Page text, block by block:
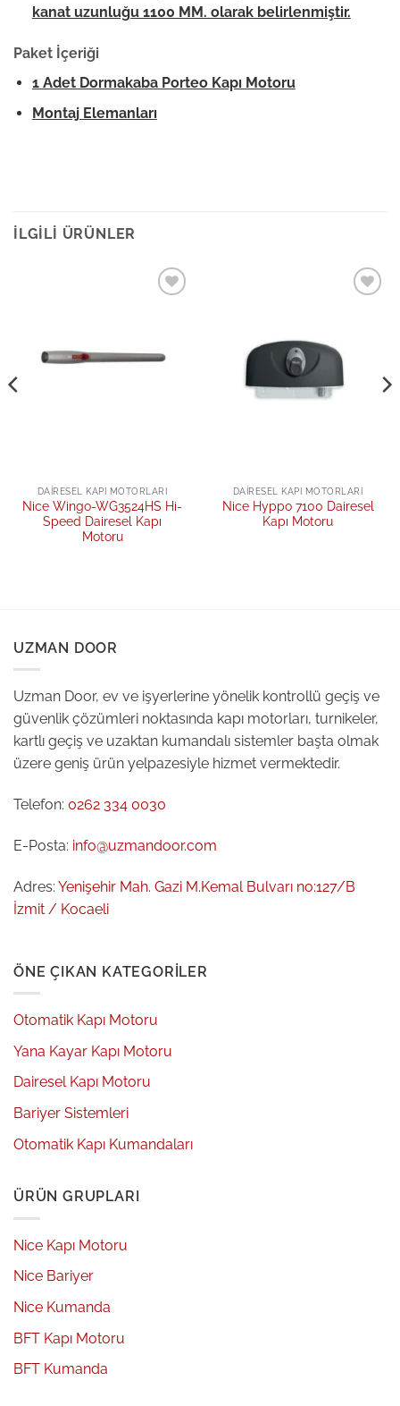
kanat uzunluğu 1100 MM. olarak belirlenmiştir.
Paket İçeriği
1 Adet Dormakaba Porteo Kapı Motoru
Montaj Elemanları
İLGILI ÜRÜNLER
DAIRESEL KAPI MOTORLARI
Nice Wingo-WG3524HS Hi-
Speed Dairesel Kapı
Motoru
DAIRESEL KAPI MOTORLARI
Nice Hyppo 7100 Dairesel
Kapı Motoru
UZMAN DOOR
Uzman Door, ev ve işyerlerine yönelik kontrollü geçiş ve
güvenlik çözümleri noktasında kapı motorları, turnikeler,
kartlı geçiş ve uzaktan kumandalı sistemler başta olmak
üzere geniş ürün yelpazesiyle hizmet vermektedir.
Telefon: 0262 334 0030
E-Posta: info@uzmandoor.com
Adres: Yenişehir Mah. Gazi M.Kemal Bulvarı no:127/B
İzmit / Kocaeli
ÖNE ÇIKAN KATEGORILER
Otomatik Kapı Motoru
Yana Kayar Kapı Motoru
Dairesel Kapı Motoru
Bariyer Sistemleri
Otomatik Kapı Kumandaları
ÜRÜN GRUPLARI
Nice Kapı Motoru
Nice Bariyer
Nice Kumanda
BFT Kapı Motoru
BFT Kumanda